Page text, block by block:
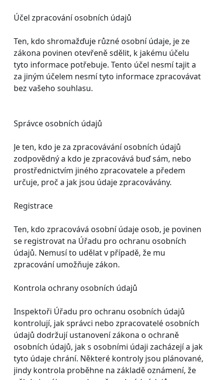
Účel zpracování osobních údajů
Ten, kdo shromažďuje různé osobní údaje, je ze
zákona povinen otevřeně sdělit, k jakému účelu
tyto informace potřebuje. Tento účel nesmí tajit a
za jiným účelem nesmí tyto informace zpracovávat
bez vašeho souhlasu.
Správce osobních údajů
Je ten, kdo je za zpracovávání osobních údajů
zodpovědný a kdo je zpracovává buď sám, nebo
prostřednictvím jiného zpracovatele a předem
určuje, proč a jak jsou údaje zpracovávány.
Registrace
Ten, kdo zpracovává osobní údaje osob, je povinen
se registrovat na Úřadu pro ochranu osobních
údajů. Nemusí to udělat v případě, že mu
zpracování umožňuje zákon.
Kontrola ochrany osobních údajů
Inspektoři Úřadu pro ochranu osobních údajů
kontrolují, jak správci nebo zpracovatelé osobních
údajů dodržují ustanovení zákona o ochraně
osobních údajů, jak s osobními údaji zacházejí a jak
tyto údaje chrání. Některé kontroly jsou plánované,
jindy kontrola proběhne na základě oznámení, že